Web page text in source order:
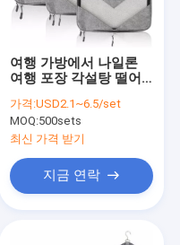
여행 가방에서 나일론
여행 포장 각설탕 떨어
크기
가격:USD2.1~6.5/set
MOQ:500sets
최신 가격 받기
지금 연락